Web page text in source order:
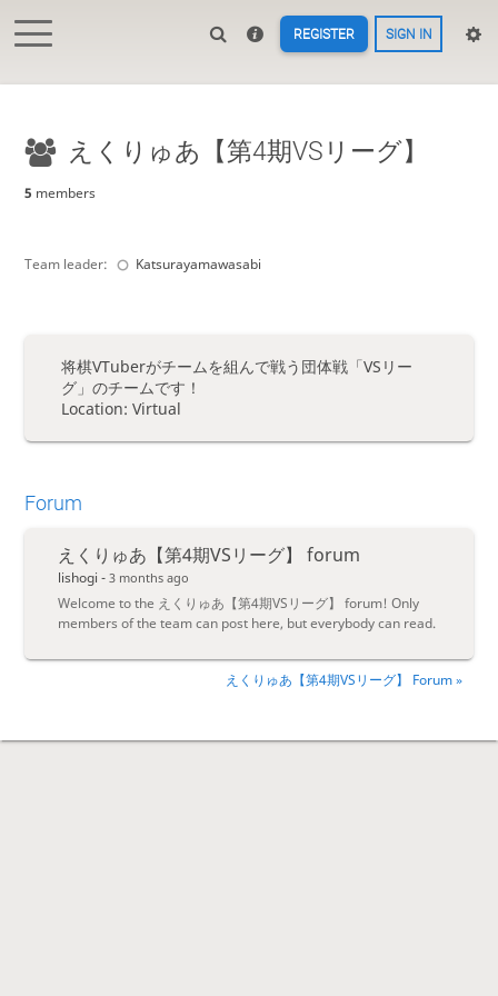
REGISTER SIGN IN
えくりゅあ【第4期VSリーグ】
5 members
Team leader: Katsurayamawasabi
将棋VTuberがチームを組んで戦う団体戦「VSリー
グ」のチームです！
Location: Virtual
Forum
えくりゅあ【第4期VSリーグ】 forum
lishogi -3 months ago
Welcome to the えくりゅあ【第4期VSリーグ】 forum! Only
members of the team can post here, but everybody can read.
えくりゅあ【第4期VSリーグ】 Forum »